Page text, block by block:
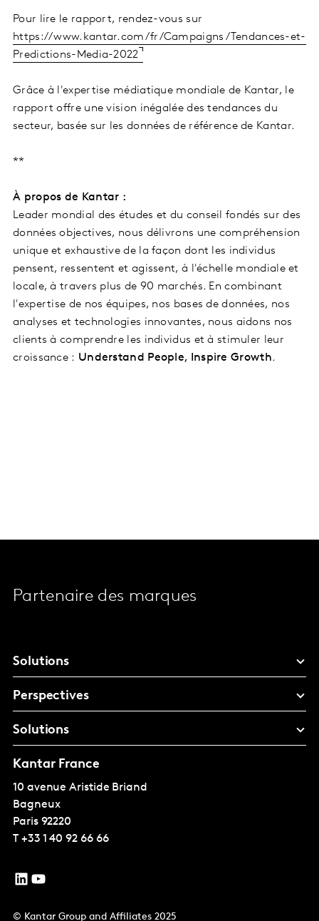
Pour lire le rapport, rendez-vous sur
https://www.kantar.com/fr/Campaigns/Tendances-et-
Predictions-Media-2022
Grâce à l'expertise médiatique mondiale de Kantar, le
rapport offre une vision inégalée des tendances du
secteur, basée sur les données de référence de Kantar.
**
À propos de Kantar :
Leader mondial des études et du conseil fondés sur des
données objectives, nous délivrons une compréhension
unique et exhaustive de la façon dont les individus
pensent, ressentent et agissent, à l'échelle mondiale et
locale, à travers plus de 90 marchés. En combinant
l'expertise de nos équipes, nos bases de données, nos
analyses et technologies innovantes, nous aidons nos
clients à comprendre les individus et à stimuler leur
croissance : Understand People, Inspire Growth.
Partenaire des marques
Solutions
Perspectives
Solutions
Kantar France
10 avenue Aristide Briand
Bagneux
Paris 92220
T +33 1 40 92 66 66
© Kantar Group and Affiliates 2025